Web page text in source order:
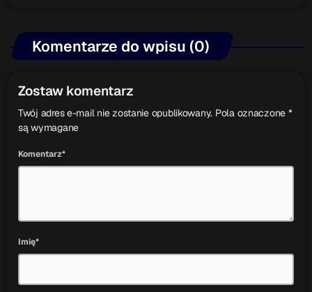
Komentarze do wpisu (0)
Zostaw komentarz
Twój adres e-mail nie zostanie opublikowany. Pola oznaczone *
są wymagane
Komentarz*
Imię*